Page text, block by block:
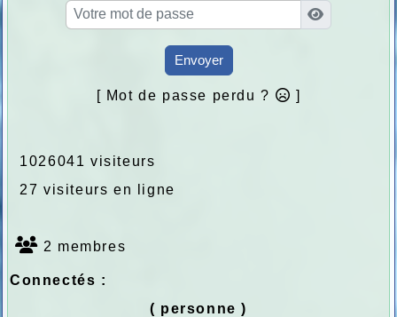
Envoyer
[ Mot de passe perdu ? ]
1026041 visiteurs
27 visiteurs en ligne
2 membres
Connectés :
( personne )